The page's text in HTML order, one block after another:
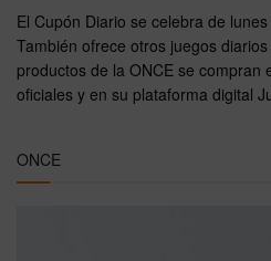
El Cupón Diario se celebra de
También ofrece otros juegos
productos de la ONCE se compran
oficiales y en su plataforma digital
ONCE